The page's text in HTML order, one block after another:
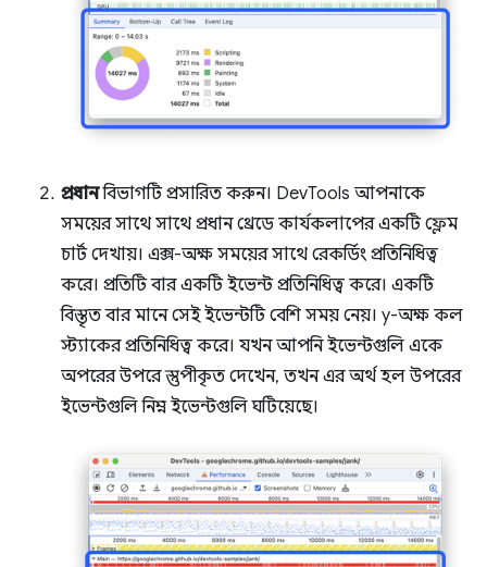
প্রধানবিভাগটি প্রসারিত করুন। DevTools আপনাকে
সময়ের সাথে সাথে প্রধান থ্রেডে কার্যকলাপের একটি ফ্লেম
চার্ট দেখায়। এক্স-অক্ষ সময়ের সাথে রেকর্ডিং প্রতিনিধিত্ব
করে। প্রতিটি বার একটি ইভেন্ট প্রতিনিধিত্ব করে। একটি
বিস্তৃত বার মানে সেই ইভেন্টটি বেশি সময় নেয়। y-অক্ষ কল
স্ট্যাকের প্রতিনিধিত্ব করে। যখন আপনি ইভেন্টগুলি একে
অপরের উপরে স্তুপীকৃত দেখেন, তখন এর অর্থ হল উপরের
ইভেন্টগুলি নিম্ন ইভেন্টগুলি ঘটিয়েছে।